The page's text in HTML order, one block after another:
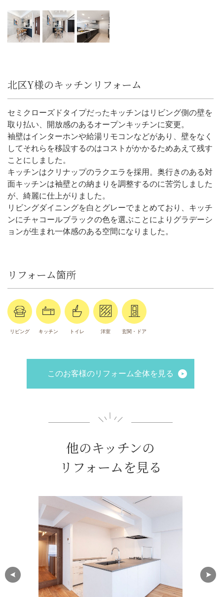
北区Y様のキッチンリフォーム
セミクローズドタイプだったキッチンはリビング側の壁を
取り払い、開放感のあるオープンキッチンに変更。
袖壁はインターホンや給湯リモコンなどがあり、壁をなく
してそれらを移設するのはコストがかかるためあえて残す
ことにしました。
キッチンはクリナップのラクエラを採用。奥行きのある対
面キッチンは袖壁との納まりを調整するのに苦労しました
が、綺麗に仕上がりました。
リビングダイニングを白とグレーでまとめており、キッチ
ンにチャコールブラックの色を選ぶことによりグラデーシ
ョンが生まれ一体感のある空間になりました。
リフォーム箇所
リビング キッチン トイレ 洋室 玄関・ドア
このお客様のリフォーム全体を見る
他のキッチンの
リフォームを見る